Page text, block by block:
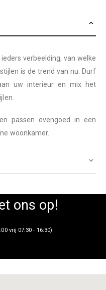
verbeelding, van welke
is de trend van nu. Durf
uw interieur en mix het
passen evengoed in een
woonkamer.
ons op!
vrij 07:30 - 16:30)